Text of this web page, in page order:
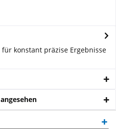
konstant präzise Ergebnisse